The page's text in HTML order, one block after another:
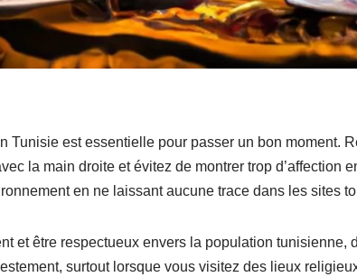
Tunisie est essentielle pour passer un bon moment.
la main droite et évitez de montrer trop d’affection
en ne laissant aucune trace dans les sites
et être respectueux envers la population tunisienne,
surtout lorsque vous visitez des lieux